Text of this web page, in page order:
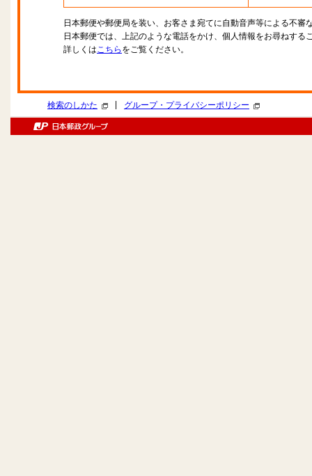
日本郵便や郵便局を装い、お客さま宛てに自動音声等による不審
日本郵便では、上記のような電話をかけ、個人情報をお尋ねする
詳しくはこちら をご覧ください。
検索のしかた グループ・プライバシーポリシー